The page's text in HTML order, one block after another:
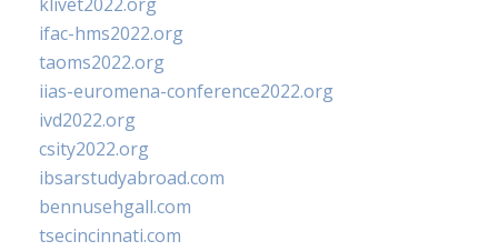
ifac-hms2022.org
taoms2022.org
iias-euromena-conference2022.org
ivd2022.org
csity2022.org
ibsarstudyabroad.com
bennusehgall.com
tsecincinnati.com